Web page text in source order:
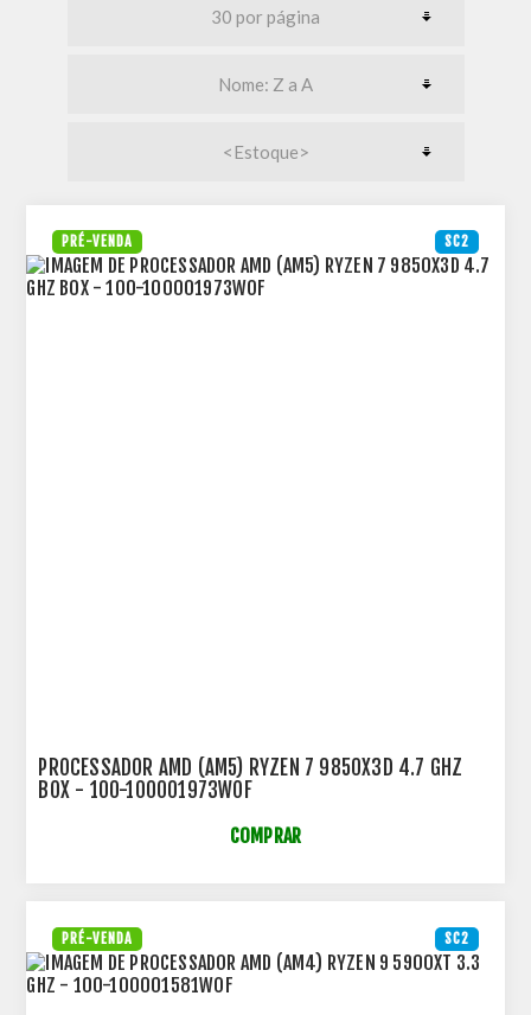
SC2
PRÉ-VENDA
PROCESSADOR AMD (AM5) RYZEN 7 9850X3D 4.7 GHZ
BOX - 100-100001973WOF
COMPRAR
SC2
PRÉ-VENDA